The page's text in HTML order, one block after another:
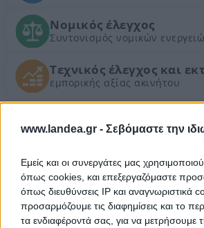
www.landea.gr - Σεβόμαστε την
Εμείς και οι συνεργάτες μας
όπως cookies, και επεξεργαζόμαστε
όπως διευθύνσεις IP και αναγνωριστικά
προσαρμόζουμε τις διαφημίσεις και το
τα ενδιαφέροντά σας, για να
Νομικός έλεγχος
Συντονισμός νομικών
Τεχνικός έλεγχος και
εμπορικής αξίας ακινήτου
Θέλεις Τραπεζική
Ζητήστε χρηματοδότηση για την
συγκεκριμένου ακινήτου
Προτεινόμενα Ακίνητα